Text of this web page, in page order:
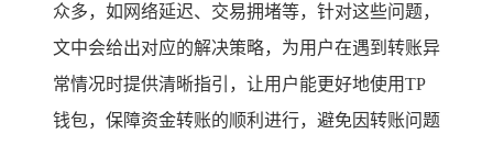
众多，如网络延迟、交易拥堵等，针对这些问题，
文中会给出对应的解决策略，为用户在遇到转账异
常情况时提供清晰指引，让用户能更好地使用TP
钱包，保障资金转账的顺利进行，避免因转账问题